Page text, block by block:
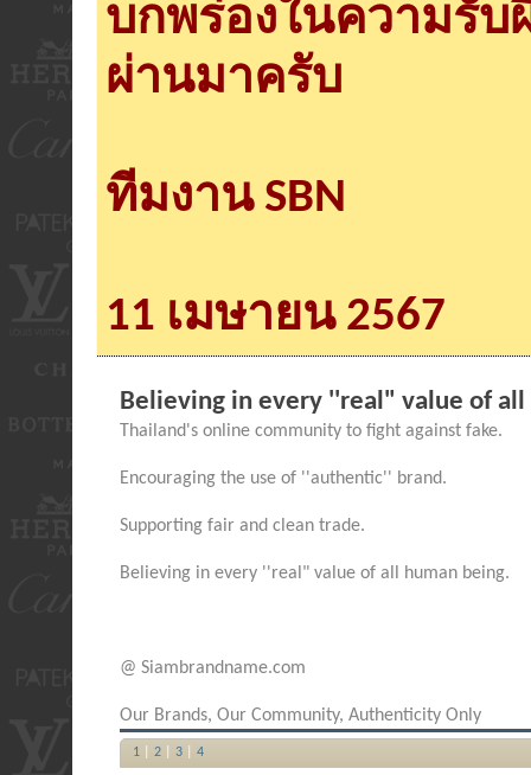
บกพร่องในความรั
ผ่านมาครับ
ทีมงาน SBN
11 เมษายน 2567
Believing in every ''real" value of all
Thailand's online community to fight against fake.
Encouraging the use of ''authentic'' brand.
Supporting fair and clean trade.
Believing in every ''real" value of all human being.
@ Siambrandname.com
Our Brands, Our Community, Authenticity Only
1| 2| 3| 4